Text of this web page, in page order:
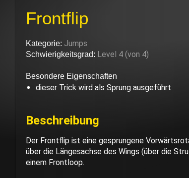
Frontflip
Kategorie: Jumps
Schwierigkeitsgrad: Level 4 (von 4)
Besondere Eigenschaften
dieser Trick wird als Sprung ausgeführt
Beschreibung
Der Frontflip ist eine gesprungene
über die Längesachse des Wings (über die
einem Frontloop.